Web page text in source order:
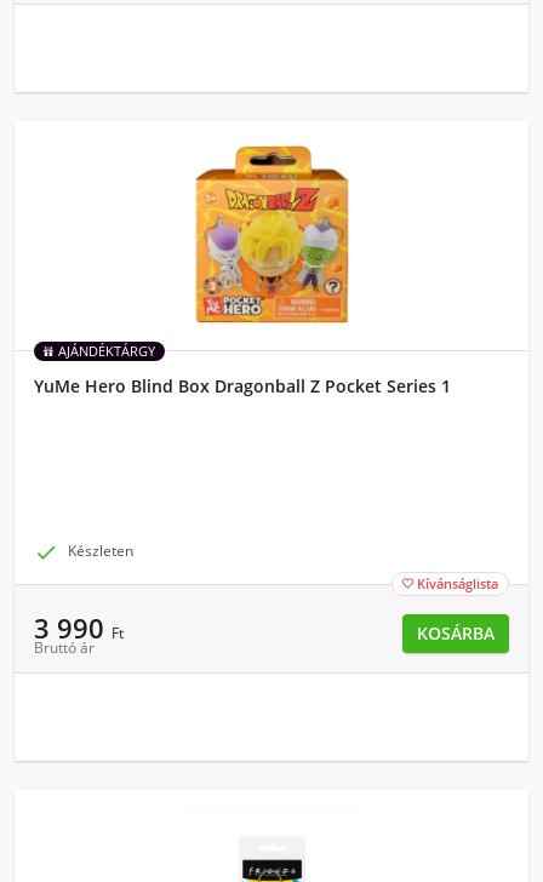
AJÁNDÉKTÁRGY
YuMe Hero Blind Box Dragonball Z Pocket Series 1
 Készleten
 Kívánságlista
3 990 Ft
Bruttó ár
KOSÁRBA